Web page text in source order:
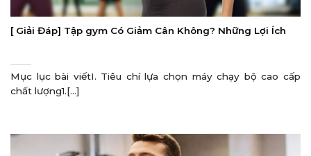
[ Giải Đáp] Tập gym Có Giảm Cân Không? Những Lợi Ích
Mục lục bài viếtI. Tiêu chí lựa chọn máy chạy bộ cao cấp
chất lượng1.[...]